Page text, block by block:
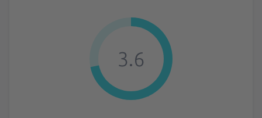
3.6